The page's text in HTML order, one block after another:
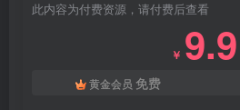
此内容为付费资源，请付费后查看
￥ 9.9
黄金会员 免费